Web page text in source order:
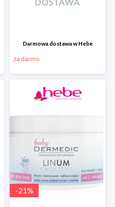
Darmowa dostawa w Hebe
za darmo
-21%